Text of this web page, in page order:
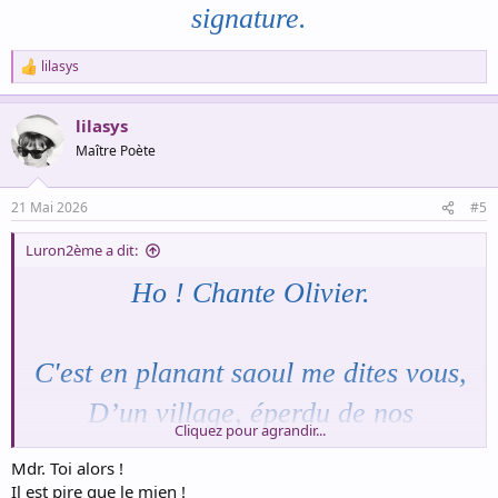
signature.
R
e
a
c
t
i
s
:
lilasys
lilasys
Maître Poète
21 Mai 2026 #5
Luron2ème a dit:
Ho ! Chante Olivier.
C'est en planant saoul me dites vous,
D’un village, éperdu de nos
montagnes,
Cliquez pour agrandir...
Mdr. Toi alors !
Il est pire que le mien !